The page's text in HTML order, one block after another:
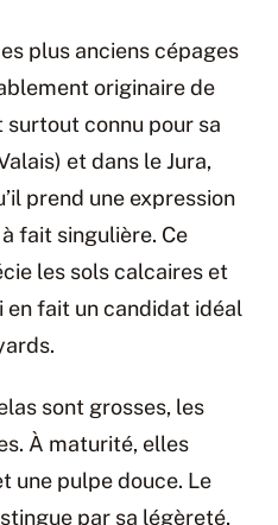
plus anciens cépages
originaire de
surtout connu pour sa
et dans le Jura,
prend une expression
fait singulière. Ce
les sols calcaires et
fait un candidat idéal
sont grosses, les
À maturité, elles
une pulpe douce. Le
par sa légèreté,